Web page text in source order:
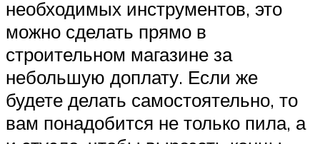
необходимых инструментов, это
можно сделать прямо в
строительном магазине за
небольшую доплату. Если же
будете делать самостоятельно, то
вам понадобится не только пила, а